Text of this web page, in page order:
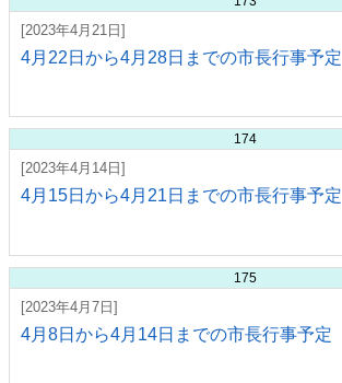
[2023年4月21日]
4月22日から4月28日までの市長行事予定
174
[2023年4月14日]
4月15日から4月21日までの市長行事予定
175
[2023年4月7日]
4月8日から4月14日までの市長行事予定